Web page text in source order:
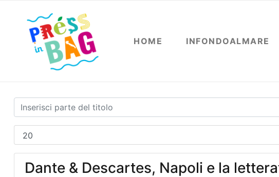
HOME INFONDOALMARE
Dante & Descartes, Napoli e la